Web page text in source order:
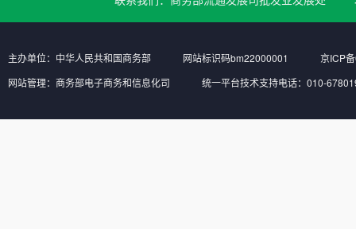
主办单位：中华人民共和国商务部 网站标识码bm22000001
京ICP
网站管理：商务部电子商务和信息化司
统一平台技术支持电话：010-